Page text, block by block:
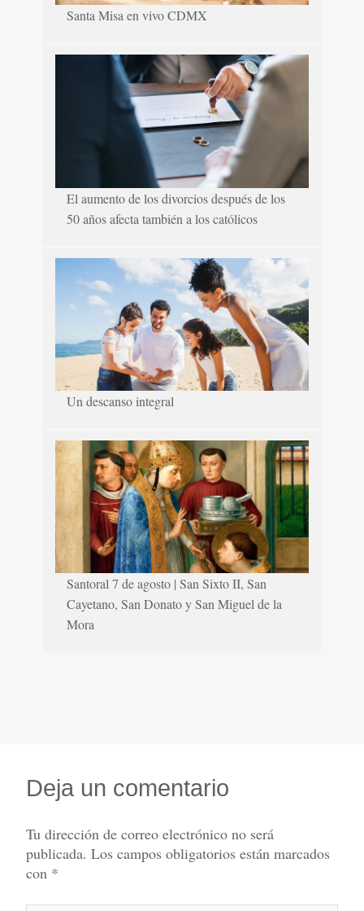
Santa Misa en vivo CDMX
El aumento de los divorcios después de los
50 años afecta también a los católicos
Un descanso integral
Santoral 7 de agosto | San Sixto II, San
Cayetano, San Donato y San Miguel de la
Mora
Deja un comentario
Tu dirección de correo electrónico no será
publicada. Los campos obligatorios están marcados
con *